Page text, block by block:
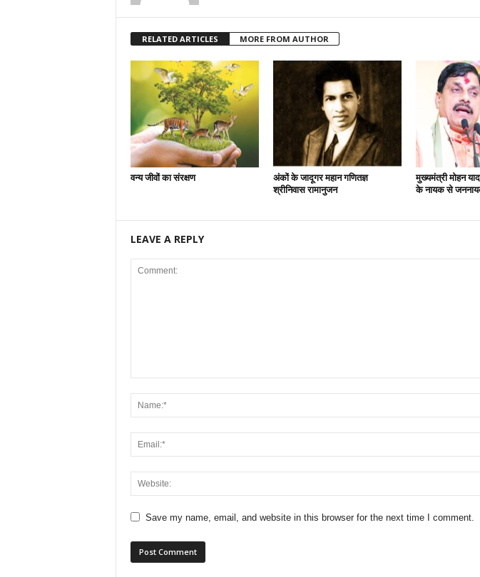
RELATED ARTICLES MORE FROM AUTHOR
वन्य जीवों का संरक्षण
अंकों के जादूगर महान गणितज्ञ
श्रीनिवास रामानुजन
मुख्यमंत्री मोहन
के नायक से
LEAVE A REPLY
Save my name, email, and website in this browser for the next time I comment.